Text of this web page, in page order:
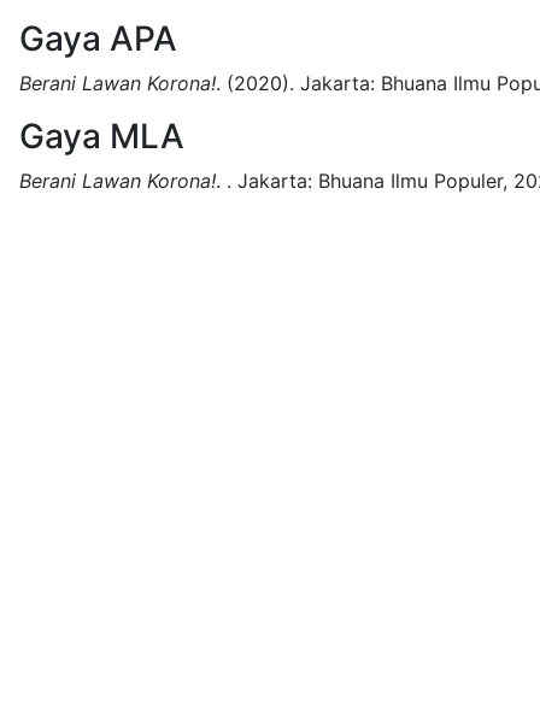
Gaya APA
Berani Lawan Korona!. (2020). Jakarta: Bhuana Ilmu
Gaya MLA
Berani Lawan Korona!. . Jakarta: Bhuana Ilmu Populer,